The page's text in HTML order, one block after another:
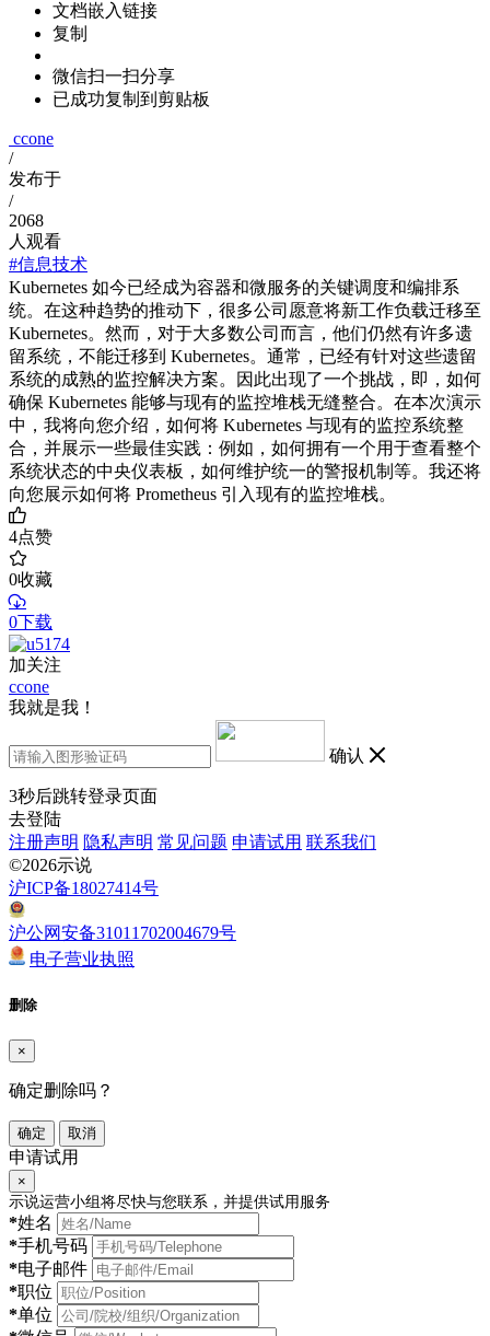
文档嵌入链接
复制
微信扫一扫分享
已成功复制到剪贴板
ccone
/
发布于
/
2068
人观看
#信息技术
Kubernetes 如今已经成为容器和微服务的关键调度和编排系
统。在这种趋势的推动下，很多公司愿意将新工作负载迁移至
Kubernetes。然而，对于大多数公司而言，他们仍然有许多遗
留系统，不能迁移到 Kubernetes。通常，已经有针对这些遗留
系统的成熟的监控解决方案。因此出现了一个挑战，即，如何
确保 Kubernetes 能够与现有的监控堆栈无缝整合。在本次演示
中，我将向您介绍，如何将 Kubernetes 与现有的监控系统整
合，并展示一些最佳实践：例如，如何拥有一个用于查看整个
系统状态的中央仪表板，如何维护统一的警报机制等。我还将
向您展示如何将 Prometheus 引入现有的监控堆栈。
4点赞
0收藏
0下载
加关注
ccone
我就是我！
确认
3秒后跳转登录页面
去登陆
注册声明 隐私声明 常见问题 申请试用 联系我们
©2026示说
沪ICP备18027414号
沪公网安备31011702004679号
电子营业执照
删除
×
确定删除吗？
确定 取消
申请试用
×
示说运营小组将尽快与您联系，并提供试用服务
*姓名
*手机号码
*电子邮件
*职位
*单位